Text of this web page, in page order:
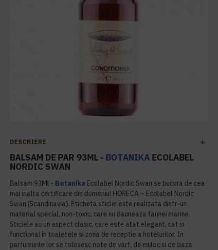
DESCRIERE
BALSAM DE PAR 93ML - BOTANIKA ECOLABEL
NORDIC SWAN
Balsam 93Ml - Botanika Ecolabel Nordic Swan se bucura de cea
mai inalta certificare din domeniul HORECA – Ecolabel Nordic
Swan (Scandinavia). Eticheta sticlei este realizata dintr-un
material special, non-toxic, care nu dauneaza faunei marine.
Sticlele au un aspect clasic, care este atat elegant, cat si
functional în toaletele si zona de receptie a hotelurilor. In
parfumurile lor se folosesc note de varf, de mijloc si de baza